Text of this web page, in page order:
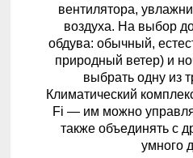
вентилятора,
воздуха. На выбор
обдува: обычный,
природный ветер) и
выбрать одну из
Климатический
Fi — им можно
также объединять с
умного